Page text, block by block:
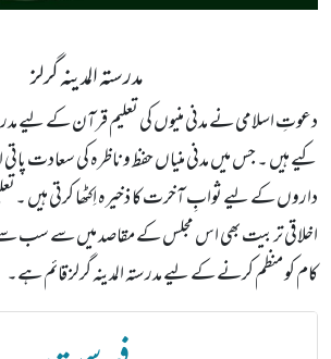
مدرستہ المدینہ گرلز
دعوتِ اسلامی نے مدنی منیوں کی تعلیم قرآن کے لیے
کیے ہیں ۔ جس میں مدنی منیاں حفظ و ناظرہ کی سعادت
داروں کے لیے ثوابِ آخرت کا ذخیرہ اِکٹھا کرتی ہیں
اخلاقی تربیت بھی اس مجلس کے مقاصد میں سے
کام کو منظم کرنے کے لیے مدرستہ المدینہ گرلز قائم ہے۔